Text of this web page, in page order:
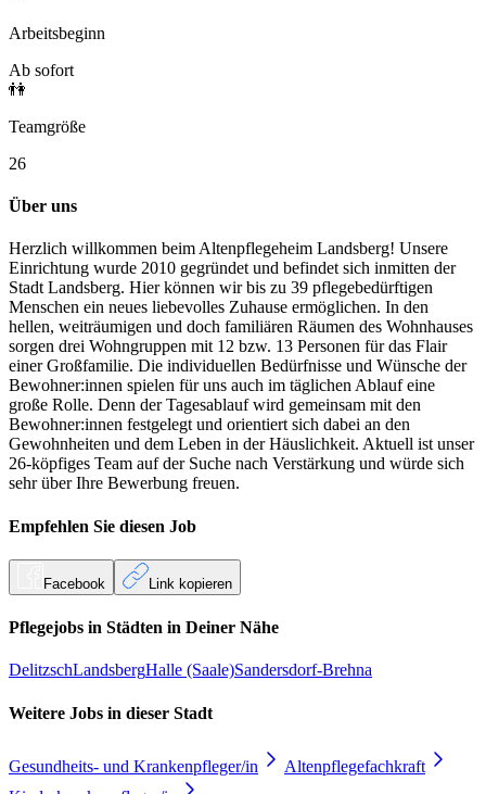
Arbeitsbeginn
Ab sofort
👫
Teamgröße
26
Über uns
Herzlich willkommen beim Altenpflegeheim Landsberg! Unsere
Einrichtung wurde 2010 gegründet und befindet sich inmitten der
Stadt Landsberg. Hier können wir bis zu 39 pflegebedürftigen
Menschen ein neues liebevolles Zuhause ermöglichen. In den
hellen, weiträumigen und doch familiären Räumen des Wohnhauses
sorgen drei Wohngruppen mit 12 bzw. 13 Personen für das Flair
einer Großfamilie. Die individuellen Bedürfnisse und Wünsche der
Bewohner:innen spielen für uns auch im täglichen Ablauf eine
große Rolle. Denn der Tagesablauf wird gemeinsam mit den
Bewohner:innen festgelegt und orientiert sich dabei an den
Gewohnheiten und dem Leben in der Häuslichkeit. Aktuell ist unser
26-köpfiges Team auf der Suche nach Verstärkung und würde sich
sehr über Ihre Bewerbung freuen.
Empfehlen Sie diesen Job
Facebook Link kopieren
Pflegejobs in Städten in Deiner Nähe
DelitzschLandsbergHalle (Saale)Sandersdorf-Brehna
Weitere Jobs in dieser Stadt
Gesundheits- und Krankenpfleger/in
Altenpflegefachkraft